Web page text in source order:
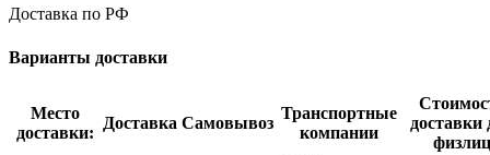
Доставка по РФ
Варианты доставки
Место
доставки:
Доставка Самовывоз
Транспортные
компании
доставки
физлиц